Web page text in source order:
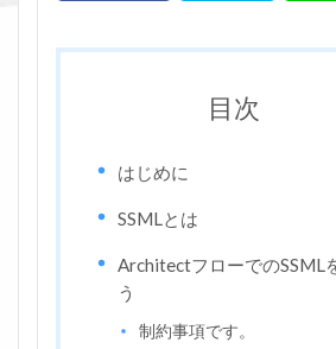
目次
はじめに
SSMLとは
ArchitectフローでのSSML
う
制約事項です。